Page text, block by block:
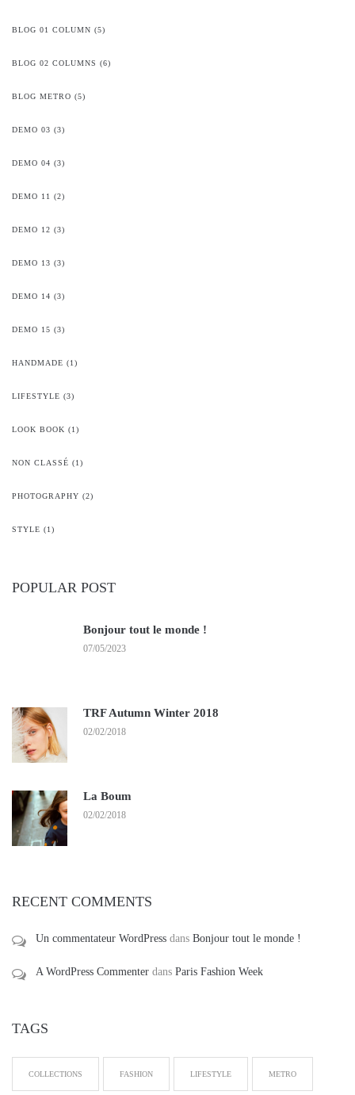
BLOG 01 COLUMN (5)
BLOG 02 COLUMNS (6)
BLOG METRO (5)
DEMO 03 (3)
DEMO 04 (3)
DEMO 11 (2)
DEMO 12 (3)
DEMO 13 (3)
DEMO 14 (3)
DEMO 15 (3)
HANDMADE (1)
LIFESTYLE (3)
LOOK BOOK (1)
NON CLASSÉ (1)
PHOTOGRAPHY (2)
STYLE (1)
POPULAR POST
Bonjour tout le monde !
07/05/2023
TRF Autumn Winter 2018
02/02/2018
La Boum
02/02/2018
RECENT COMMENTS
Un commentateur WordPress dans Bonjour tout le monde !
A WordPress Commenter dans Paris Fashion Week
TAGS
COLLECTIONS FASHION LIFESTYLE METRO